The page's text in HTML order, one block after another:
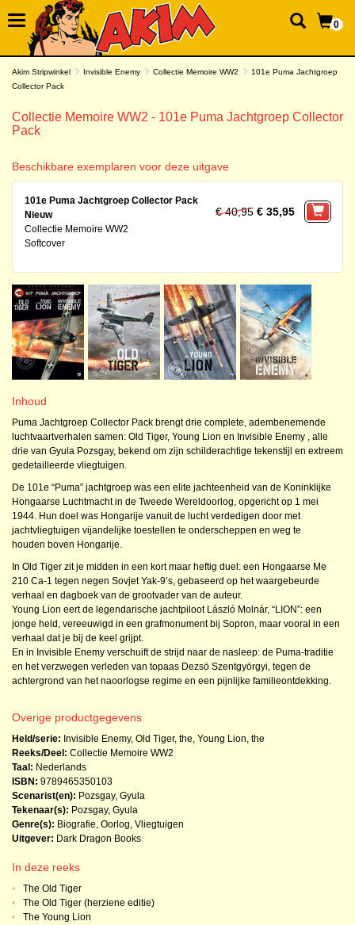
0
Akim Stripwinkel Invisible Enemy Collectie Memoire WW2
101e Puma Jachtgroep
Collector Pack
Collectie Memoire WW2 - 101e Puma Jachtgroep Collector
Pack
Beschikbare exemplaren voor deze uitgave
101e Puma Jachtgroep Collector Pack
Nieuw
Collectie Memoire WW2
Softcover
€ 40,95 € 35,95
Inhoud
Puma Jachtgroep Collector Pack brengt drie complete, adembenemende
luchtvaartverhalen samen: Old Tiger, Young Lion en Invisible Enemy , alle
drie van Gyula Pozsgay, bekend om zijn schilderachtige tekenstijl en extreem
gedetailleerde vliegtuigen.
De 101e “Puma” jachtgroep was een elite jachteenheid van de Koninklijke
Hongaarse Luchtmacht in de Tweede Wereldoorlog, opgericht op 1 mei
1944. Hun doel was Hongarije vanuit de lucht verdedigen door met
jachtvliegtuigen vijandelijke toestellen te onderscheppen en weg te
houden boven Hongarije.
In Old Tiger zit je midden in een kort maar heftig duel: een Hongaarse Me
210 Ca-1 tegen negen Sovjet Yak-9’s, gebaseerd op het waargebeurde
verhaal en dagboek van de grootvader van de auteur.
Young Lion eert de legendarische jachtpiloot László Molnár, “LION”: een
jonge held, vereeuwigd in een grafmonument bij Sopron, maar vooral in een
verhaal dat je bij de keel grijpt.
En in Invisible Enemy verschuift de strijd naar de nasleep: de Puma-traditie
en het verzwegen verleden van topaas Dezsö Szentgyörgyi, tegen de
achtergrond van het naoorlogse regime en een pijnlijke familieontdekking.
Overige productgegevens
Held/serie: Invisible Enemy, Old Tiger, the, Young Lion, the
Reeks/Deel: Collectie Memoire WW2
Taal: Nederlands
ISBN: 9789465350103
Scenarist(en): Pozsgay, Gyula
Tekenaar(s): Pozsgay, Gyula
Genre(s): Biografie, Oorlog, Vliegtuigen
Uitgever: Dark Dragon Books
In deze reeks
•
The Old Tiger
•
The Old Tiger (herziene editie)
•
The Young Lion